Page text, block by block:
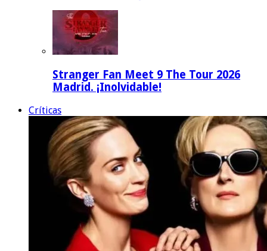
Stranger Fan Meet 9 The Tour 2026
Madrid. ¡Inolvidable!
Críticas